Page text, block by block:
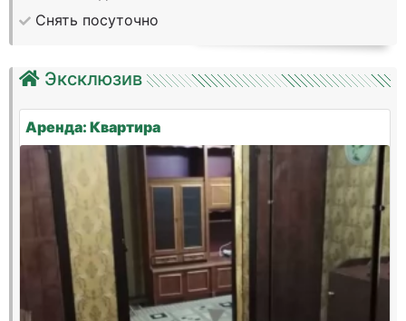
Снять посуточно
Эксклюзив
Аренда: Квартира